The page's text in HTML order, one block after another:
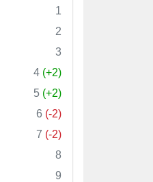
1
2
3
4 (+2)
5 (+2)
6 (-2)
7 (-2)
8
9